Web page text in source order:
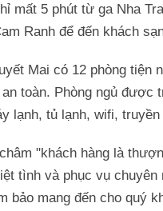
mất 5 phút từ ga Nha
Ranh để đến khách
Mai có 12 phòng tiện
toàn. Phòng ngủ được
lạnh, tủ lạnh, wifi,
"khách hàng là
tình và phục vụ chuyên
bảo mang đến cho quý